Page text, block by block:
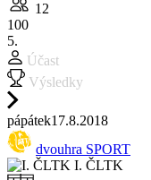
12
100
5.
Účast
Výsledky
pápátek17.8.2018
dvouhra SPORT
I. ČLTK